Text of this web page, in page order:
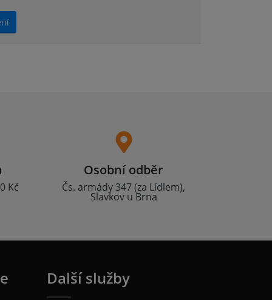
Kč
Osobní odběr
Čs. armády 347 (za Lídlem),
Slavkov u Brna
Další služby